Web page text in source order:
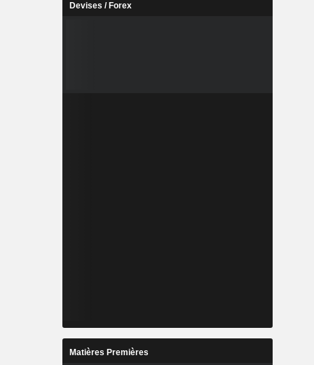
Devises / Forex
Matières Premières